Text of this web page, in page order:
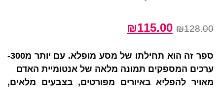
₪128.00
המחיר
היה:
₪128.00.
₪115.00
הוא:
₪115.00.
ספר זה הוא תחילתו של מסע מופלא. עם יותר מ300-
ערכים המספקים תמונה מלאה של אנטומיית האדם
מאויר להפליא באיורים מפורטים, בצבעים מלאים,